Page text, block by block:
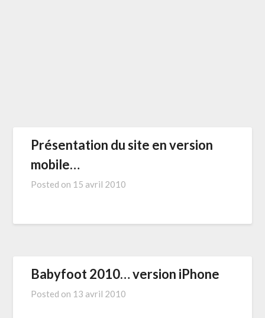
Présentation du site en version
mobile…
Posted on 15 avril 2010
Babyfoot 2010… version iPhone
Posted on 13 avril 2010